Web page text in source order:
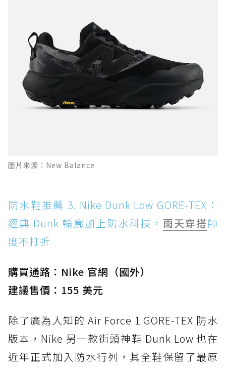
圖片來源：New Balance
防水鞋推薦 3. Nike Dunk Low GORE-TEX：
經典 Dunk 輪廓加上防水科技， 雨天穿搭帥
度不打折
購買通路：Nike 官網（國外）
建議售價：155 美元
除了廣為人知的 Air Force 1 GORE-TEX 防水
版本，Nike 另一款街頭神鞋 Dunk Low 也在
近年正式加入防水行列，其全鞋保留了最原